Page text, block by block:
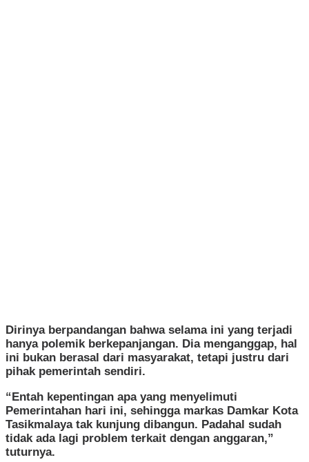
Dirinya berpandangan bahwa selama ini yang terjadi
hanya polemik berkepanjangan. Dia menganggap, hal
ini bukan berasal dari masyarakat, tetapi justru dari
pihak pemerintah sendiri.
“Entah kepentingan apa yang menyelimuti
Pemerintahan hari ini, sehingga markas Damkar Kota
Tasikmalaya tak kunjung dibangun. Padahal sudah
tidak ada lagi problem terkait dengan anggaran,”
tuturnya.